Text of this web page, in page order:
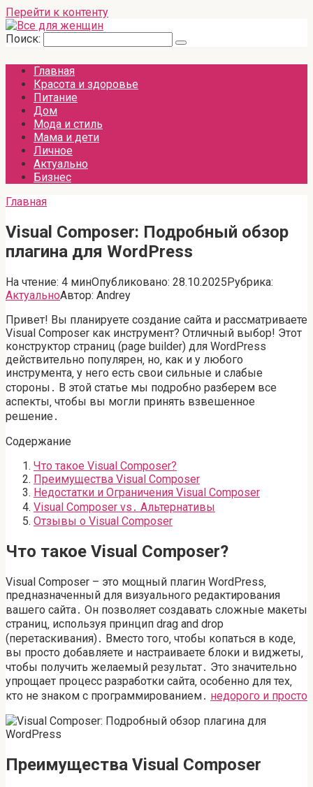
Перейти к контенту
Поиск:
Главная
Красота и здоровье
Питание
Дом
Мода и стиль
Мама и дети
Личное
Актуально
Бизнес
Главная
Visual Composer: Подробный обзор
плагина для WordPress
На чтение: 4 минОпубликовано: 28.10.2025Рубрика:
АктуальноАвтор: Andrey
Привет! Вы планируете создание сайта и рассматриваете
Visual Composer как инструмент? Отличный выбор! Этот
конструктор страниц (page builder) для WordPress
действительно популярен‚ но‚ как и у любого
инструмента‚ у него есть свои сильные и слабые
стороны․ В этой статье мы подробно разберем все
аспекты‚ чтобы вы могли принять взвешенное
решение․
Содержание
Что такое Visual Composer?
Преимущества Visual Composer
Недостатки и Ограничения Visual Composer
Visual Composer vs․ Альтернативы
Отзывы о Visual Composer
Что такое Visual Composer?
Visual Composer – это мощный плагин WordPress‚
предназначенный для визуального редактирования
вашего сайта․ Он позволяет создавать сложные макеты
страниц‚ используя принцип drag and drop
(перетаскивания)․ Вместо того‚ чтобы копаться в коде‚
вы просто добавляете и настраиваете блоки и виджеты‚
чтобы получить желаемый результат․ Это значительно
упрощает процесс разработки сайта‚ особенно для тех‚
кто не знаком с программированием․ недорого и просто
Преимущества Visual Composer